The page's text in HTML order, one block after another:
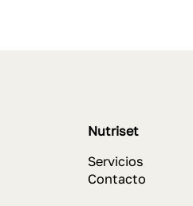
Nutriset
Servicios
Contacto